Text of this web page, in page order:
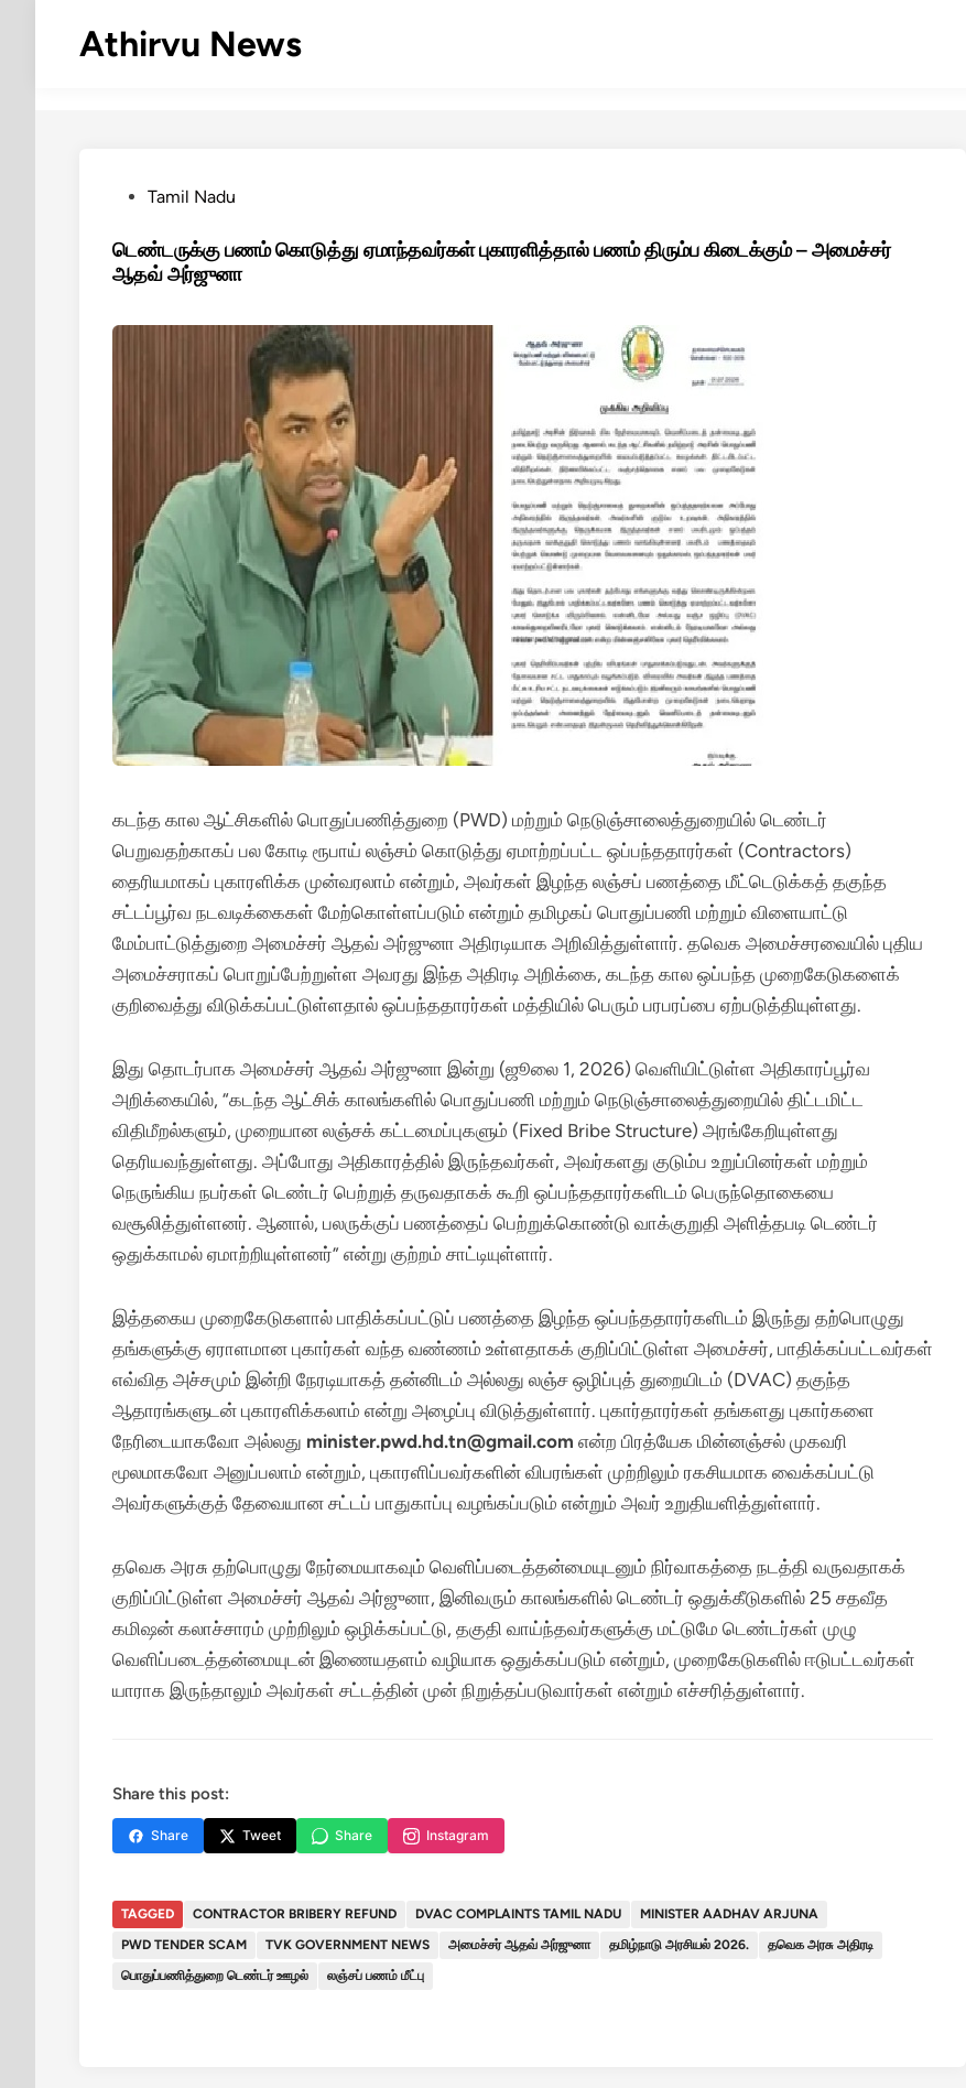
Athirvu News
PostedTamil Nadu
டெண்டருக்கு பணம் கொடுத்து ஏமாந்தவர்கள் புகாரளித்தால் பணம் திரும்ப கிடைக்கும் – அமைச்சர்
ஆதவ் அர்ஜுனா
கடந்த கால ஆட்சிகளில் பொதுப்பணித்துறை (PWD) மற்றும் நெடுஞ்சாலைத்துறையில் டெண்டர்
பெறுவதற்காகப் பல கோடி ரூபாய் லஞ்சம் கொடுத்து ஏமாற்றப்பட்ட ஒப்பந்ததாரர்கள் (Contractors)
தைரியமாகப் புகாரளிக்க முன்வரலாம் என்றும், அவர்கள் இழந்த லஞ்சப் பணத்தை மீட்டெடுக்கத் தகுந்த
சட்டப்பூர்வ நடவடிக்கைகள் மேற்கொள்ளப்படும் என்றும் தமிழகப் பொதுப்பணி மற்றும் விளையாட்டு
மேம்பாட்டுத்துறை அமைச்சர் ஆதவ் அர்ஜுனா அதிரடியாக அறிவித்துள்ளார். தவெக அமைச்சரவையில் புதிய
அமைச்சராகப் பொறுப்பேற்றுள்ள அவரது இந்த அதிரடி அறிக்கை, கடந்த கால ஒப்பந்த முறைகேடுகளைக்
குறிவைத்து விடுக்கப்பட்டுள்ளதால் ஒப்பந்ததாரர்கள் மத்தியில் பெரும் பரபரப்பை ஏற்படுத்தியுள்ளது.
இது தொடர்பாக அமைச்சர் ஆதவ் அர்ஜுனா இன்று (ஜூலை 1, 2026) வெளியிட்டுள்ள அதிகாரப்பூர்வ
அறிக்கையில், “கடந்த ஆட்சிக் காலங்களில் பொதுப்பணி மற்றும் நெடுஞ்சாலைத்துறையில் திட்டமிட்ட
விதிமீறல்களும், முறையான லஞ்சக் கட்டமைப்புகளும் (Fixed Bribe Structure) அரங்கேறியுள்ளது
தெரியவந்துள்ளது. அப்போது அதிகாரத்தில் இருந்தவர்கள், அவர்களது குடும்ப உறுப்பினர்கள் மற்றும்
நெருங்கிய நபர்கள் டெண்டர் பெற்றுத் தருவதாகக் கூறி ஒப்பந்ததாரர்களிடம் பெருந்தொகையை
வசூலித்துள்ளனர். ஆனால், பலருக்குப் பணத்தைப் பெற்றுக்கொண்டு வாக்குறுதி அளித்தபடி டெண்டர்
ஒதுக்காமல் ஏமாற்றியுள்ளனர்” என்று குற்றம் சாட்டியுள்ளார்.
இத்தகைய முறைகேடுகளால் பாதிக்கப்பட்டுப் பணத்தை இழந்த ஒப்பந்ததாரர்களிடம் இருந்து தற்பொழுது
தங்களுக்கு ஏராளமான புகார்கள் வந்த வண்ணம் உள்ளதாகக் குறிப்பிட்டுள்ள அமைச்சர், பாதிக்கப்பட்டவர்கள்
எவ்வித அச்சமும் இன்றி நேரடியாகத் தன்னிடம் அல்லது லஞ்ச ஒழிப்புத் துறையிடம் (DVAC) தகுந்த
ஆதாரங்களுடன் புகாரளிக்கலாம் என்று அழைப்பு விடுத்துள்ளார். புகார்தாரர்கள் தங்களது புகார்களை
நேரிடையாகவோ அல்லது minister.pwd.hd.tn@gmail.com என்ற பிரத்யேக மின்னஞ்சல் முகவரி
மூலமாகவோ அனுப்பலாம் என்றும், புகாரளிப்பவர்களின் விபரங்கள் முற்றிலும் ரகசியமாக வைக்கப்பட்டு
அவர்களுக்குத் தேவையான சட்டப் பாதுகாப்பு வழங்கப்படும் என்றும் அவர் உறுதியளித்துள்ளார்.
தவெக அரசு தற்பொழுது நேர்மையாகவும் வெளிப்படைத்தன்மையுடனும் நிர்வாகத்தை நடத்தி வருவதாகக்
குறிப்பிட்டுள்ள அமைச்சர் ஆதவ் அர்ஜுனா, இனிவரும் காலங்களில் டெண்டர் ஒதுக்கீடுகளில் 25 சதவீத
கமிஷன் கலாச்சாரம் முற்றிலும் ஒழிக்கப்பட்டு, தகுதி வாய்ந்தவர்களுக்கு மட்டுமே டெண்டர்கள் முழு
வெளிப்படைத்தன்மையுடன் இணையதளம் வழியாக ஒதுக்கப்படும் என்றும், முறைகேடுகளில் ஈடுபட்டவர்கள்
யாராக இருந்தாலும் அவர்கள் சட்டத்தின் முன் நிறுத்தப்படுவார்கள் என்றும் எச்சரித்துள்ளார்.
Share this post:
Share Tweet Share Instagram
TAGGED CONTRACTOR BRIBERY REFUND DVAC COMPLAINTS TAMIL NADU
MINISTER AADHAV ARJUNA
PWD TENDER SCAM
TVK GOVERNMENT NEWS அமைச்சர் ஆதவ் அர்ஜுனா தமிழ்நாடு அரசியல் 2026.
தவெக அரசு அதிரடி
பொதுப்பணித்துறை டெண்டர் ஊழல்
லஞ்சப் பணம் மீட்பு